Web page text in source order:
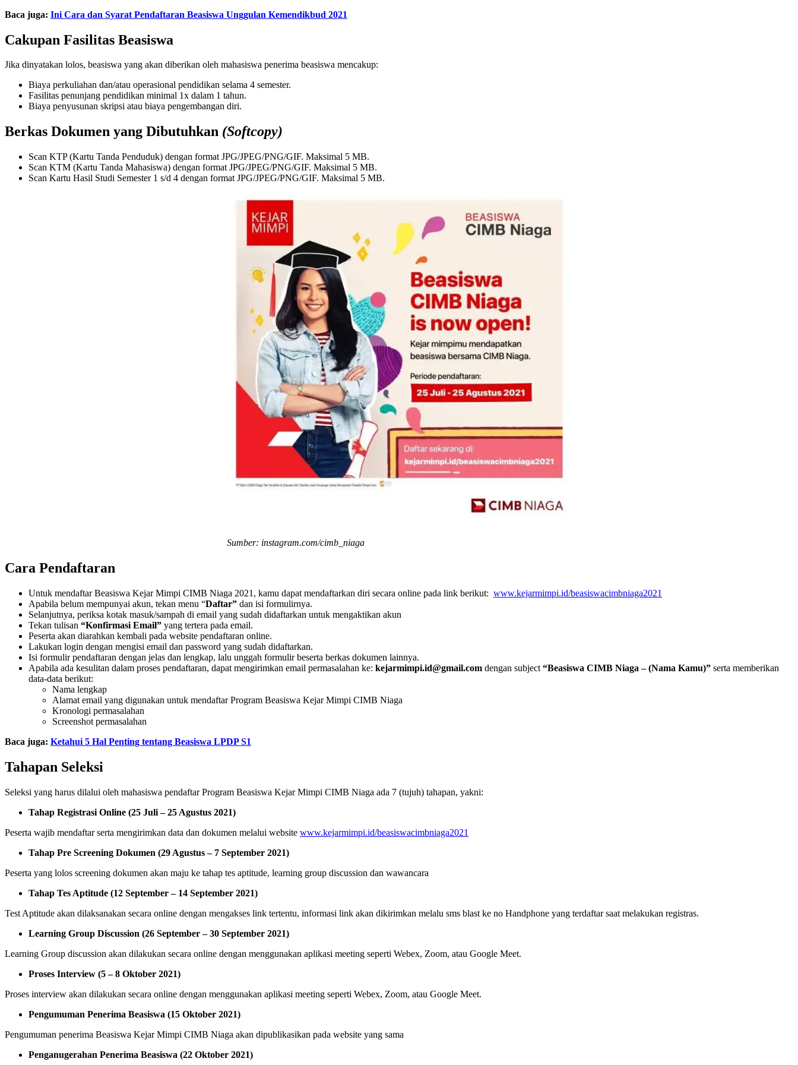
Baca juga: Ini Cara dan Syarat Pendaftaran Beasiswa Unggulan Kemendikbud 2021
Cakupan Fasilitas Beasiswa
Jika dinyatakan lolos, beasiswa yang akan diberikan oleh mahasiswa penerima beasiswa mencakup:
Biaya perkuliahan dan/atau operasional pendidikan selama 4 semester.
Fasilitas penunjang pendidikan minimal 1x dalam 1 tahun.
Biaya penyusunan skripsi atau biaya pengembangan diri.
Berkas Dokumen yang Dibutuhkan (Softcopy)
Scan KTP (Kartu Tanda Penduduk) dengan format JPG/JPEG/PNG/GIF. Maksimal 5 MB.
Scan KTM (Kartu Tanda Mahasiswa) dengan format JPG/JPEG/PNG/GIF. Maksimal 5 MB.
Scan Kartu Hasil Studi Semester 1 s/d 4 dengan format JPG/JPEG/PNG/GIF. Maksimal 5 MB.
Sumber: instagram.com/cimb_niaga
Cara Pendaftaran
Untuk mendaftar Beasiswa Kejar Mimpi CIMB Niaga 2021, kamu dapat mendaftarkan diri secara online pada link berikut: www.kejarmimpi.id/beasiswacimbniaga2021
Apabila belum mempunyai akun, tekan menu “Daftar” dan isi formulirnya.
Selanjutnya, periksa kotak masuk/sampah di email yang sudah didaftarkan untuk mengaktikan akun
Tekan tulisan “Konfirmasi Email” yang tertera pada email.
Peserta akan diarahkan kembali pada website pendaftaran online.
Lakukan login dengan mengisi email dan password yang sudah didaftarkan.
Isi formulir pendaftaran dengan jelas dan lengkap, lalu unggah formulir beserta berkas dokumen lainnya.
Apabila ada kesulitan dalam proses pendaftaran, dapat mengirimkan email permasalahan ke: kejarmimpi.id@gmail.com dengan subject “Beasiswa CIMB Niaga – (Nama Kamu)” serta memberikan
data-data berikut:
Nama lengkap
Alamat email yang digunakan untuk mendaftar Program Beasiswa Kejar Mimpi CIMB Niaga
Kronologi permasalahan
Screenshot permasalahan
Baca juga: Ketahui 5 Hal Penting tentang Beasiswa LPDP S1
Tahapan Seleksi
Seleksi yang harus dilalui oleh mahasiswa pendaftar Program Beasiswa Kejar Mimpi CIMB Niaga ada 7 (tujuh) tahapan, yakni:
Tahap Registrasi Online (25 Juli – 25 Agustus 2021)
Peserta wajib mendaftar serta mengirimkan data dan dokumen melalui website www.kejarmimpi.id/beasiswacimbniaga2021
Tahap Pre Screening Dokumen (29 Agustus – 7 September 2021)
Peserta yang lolos screening dokumen akan maju ke tahap tes aptitude, learning group discussion dan wawancara
Tahap Tes Aptitude (12 September – 14 September 2021)
Test Aptitude akan dilaksanakan secara online dengan mengakses link tertentu, informasi link akan dikirimkan melalu sms blast ke no Handphone yang terdaftar saat melakukan registras.
Learning Group Discussion (26 September – 30 September 2021)
Learning Group discussion akan dilakukan secara online dengan menggunakan aplikasi meeting seperti Webex, Zoom, atau Google Meet.
Proses Interview (5 – 8 Oktober 2021)
Proses interview akan dilakukan secara online dengan menggunakan aplikasi meeting seperti Webex, Zoom, atau Google Meet.
Pengumuman Penerima Beasiswa (15 Oktober 2021)
Pengumuman penerima Beasiswa Kejar Mimpi CIMB Niaga akan dipublikasikan pada website yang sama
Penganugerahan Penerima Beasiswa (22 Oktober 2021)